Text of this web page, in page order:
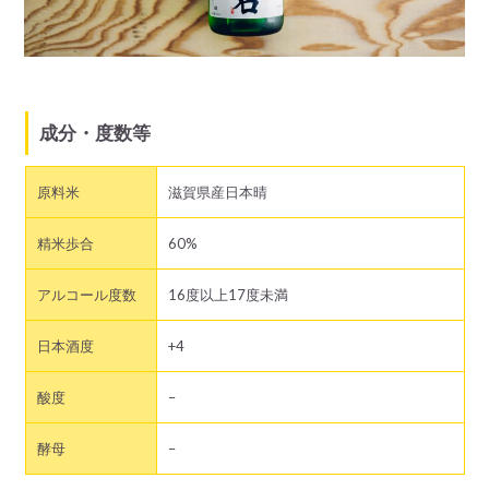
成分・度数等
原料米 滋賀県産日本晴
精米歩合 60%
アルコール度数 16度以上17度未満
日本酒度 +4
酸度 –
酵母 –